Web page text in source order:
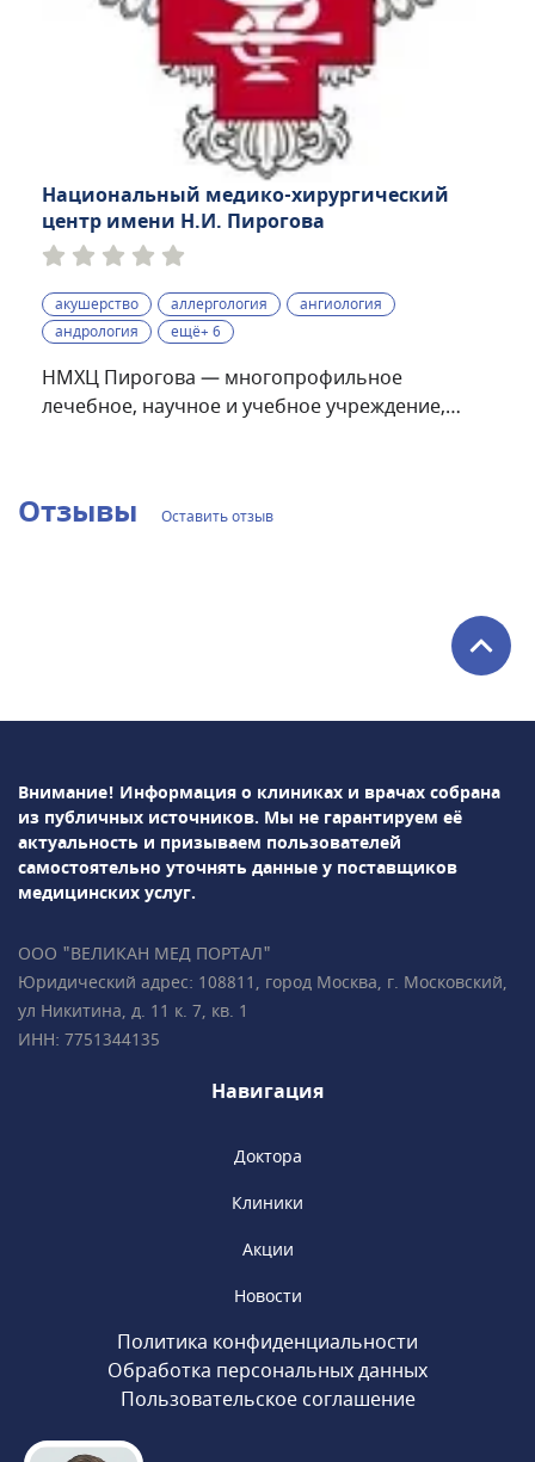
Национальный медико-хирургический
центр имени Н.И. Пирогова
акушерство аллергология
ангиология
андрология
ещё+ 6
НМХЦ Пирогова — многопрофильное
лечебное, научное и учебное учреждение,
диагностики, лечения, реабилитации и
со здоровьем в одном учреждении, используя,
прежде всего, комплексный подход к лечению
высококвалифицированных специалистов
Отзывы Оставить отзыв
Внимание! Информация о клиниках и врачах собрана
из публичных источников. Мы не гарантируем её
актуальность и призываем пользователей
самостоятельно уточнять данные у поставщиков
медицинских услуг.
ООО "ВЕЛИКАН МЕД ПОРТАЛ"
Юридический адрес: 108811, город Москва, г. Московский,
ул Никитина, д. 11 к. 7, кв. 1
ИНН: 7751344135
Навигация
Доктора
Клиники
Акции
Новости
Политика конфиденциальности
Обработка персональных данных
Пользовательское соглашение